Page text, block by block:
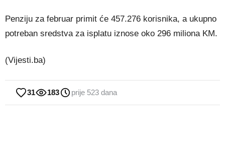
Penziju za februar primit će 457.276 korisnika, a ukupno
potreban sredstva za isplatu iznose oko 296 miliona KM.
(Vijesti.ba)
31 183 prije 523 dana